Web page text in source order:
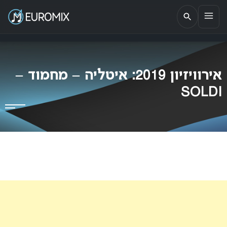
EUROMIX
אתר הבית של האירוויזיון בישראל
אירוויזיון 2019: איטליה – מחמוד –
SOLDI